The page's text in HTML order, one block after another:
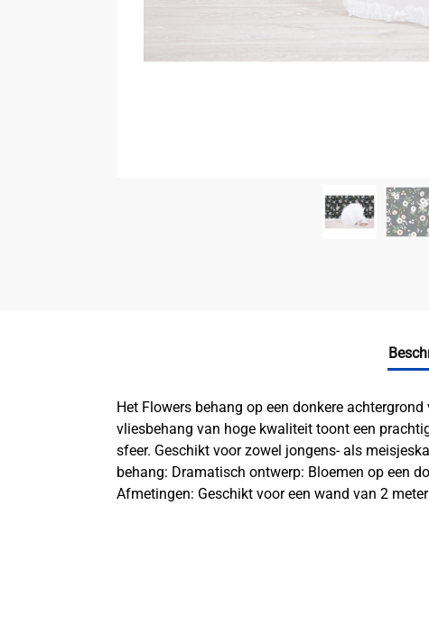
Het Flowers behang op een donkere
vliesbehang van hoge kwaliteit toont een
sfeer. Geschikt voor zowel jongens- als
behang: Dramatisch ontwerp: Bloemen op een
Afmetingen: Geschikt voor een wand van 2